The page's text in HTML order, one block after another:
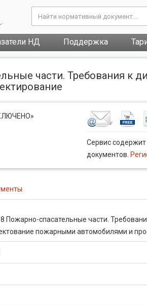
НД Поддержка
части. Требования к
Сервис содержит
документов.
Пожарно-спасательные части.
пожарными автомобилями и